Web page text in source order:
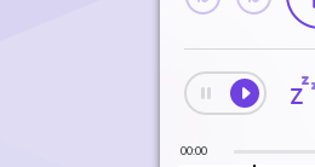
00:00